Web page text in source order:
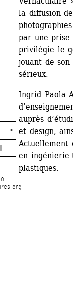
la diffusion
par une
privilégie le
jouant de son
sérieux.
Ingrid Paola
auprès
et design,
Actuellement
en
plastiques.